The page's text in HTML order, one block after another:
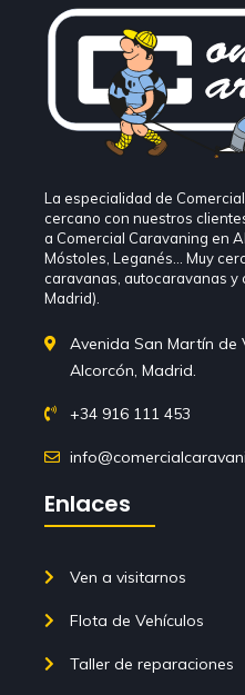
La especialidad de
cercano con nuestros
a Comercial Caravaning en
Móstoles, Leganés… Muy
caravanas, autocaravanas y
Madrid).
Avenida San Martín de
Alcorcón, Madrid.
+34 916 111 453
Enlaces
Ven a visitarnos
Flota de Vehículos
Taller de reparaciones